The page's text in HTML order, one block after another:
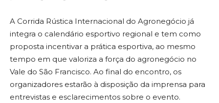
A Corrida Rústica Internacional do Agronegócio já
integra o calendário esportivo regional e tem como
proposta incentivar a prática esportiva, ao mesmo
tempo em que valoriza a força do agronegócio no
Vale do São Francisco. Ao final do encontro, os
organizadores estarão à disposição da imprensa para
entrevistas e esclarecimentos sobre o evento.